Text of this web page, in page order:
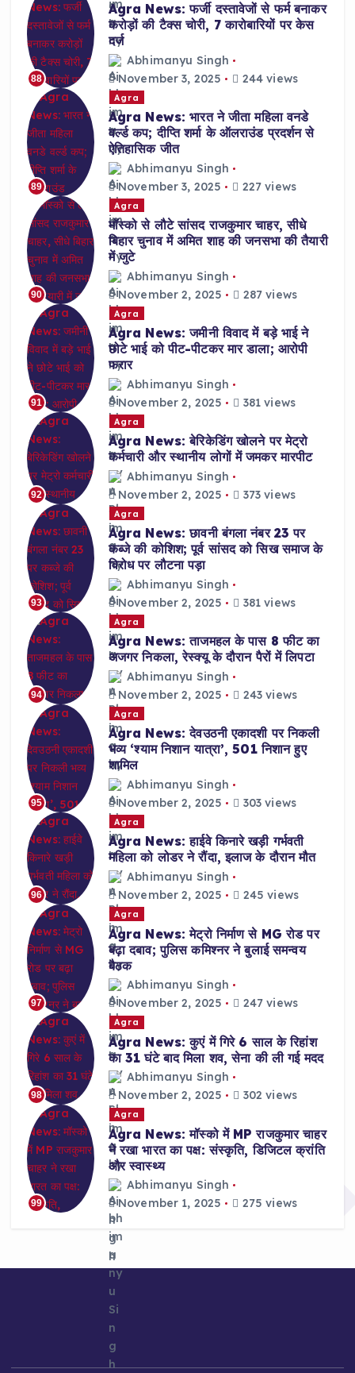
88
Agra News: फर्जी दस्तावेजों से फर्म बनाकर
करोड़ों की टैक्स चोरी, 7 कारोबारियों पर केस
दर्ज
Abhimanyu Singh
November 3, 2025
244 views
89
Agra
Agra News: भारत ने जीता महिला वनडे
वर्ल्ड कप; दीप्ति शर्मा के ऑलराउंड प्रदर्शन से
ऐतिहासिक जीत
Abhimanyu Singh
November 3, 2025
227 views
90
Agra
मॉस्को से लौटे सांसद राजकुमार चाहर, सीधे
बिहार चुनाव में अमित शाह की जनसभा की तैयारी
में जुटे
Abhimanyu Singh
November 2, 2025
287 views
91
Agra
Agra News: जमीनी विवाद में बड़े भाई ने
छोटे भाई को पीट-पीटकर मार डाला; आरोपी
फरार
Abhimanyu Singh
November 2, 2025
381 views
92
Agra
Agra News: बेरिकेडिंग खोलने पर मेट्रो
कर्मचारी और स्थानीय लोगों में जमकर मारपीट
Abhimanyu Singh
November 2, 2025
373 views
93
Agra
Agra News: छावनी बंगला नंबर 23 पर
कब्जे की कोशिश; पूर्व सांसद को सिख समाज के
विरोध पर लौटना पड़ा
Abhimanyu Singh
November 2, 2025
381 views
94
Agra
Agra News: ताजमहल के पास 8 फीट का
अजगर निकला, रेस्क्यू के दौरान पैरों में लिपटा
Abhimanyu Singh
November 2, 2025
243 views
95
Agra
Agra News: देवउठनी एकादशी पर निकली
भव्य ‘श्याम निशान यात्रा’, 501 निशान हुए
शामिल
Abhimanyu Singh
November 2, 2025
303 views
96
Agra
Agra News: हाईवे किनारे खड़ी गर्भवती
महिला को लोडर ने रौंदा, इलाज के दौरान मौत
Abhimanyu Singh
November 2, 2025
245 views
97
Agra
Agra News: मेट्रो निर्माण से MG रोड पर
बढ़ा दबाव; पुलिस कमिश्नर ने बुलाई समन्वय
बैठक
Abhimanyu Singh
November 2, 2025
247 views
98
Agra
Agra News: कुएं में गिरे 6 साल के रिहांश
का 31 घंटे बाद मिला शव, सेना की ली गई मदद
Abhimanyu Singh
November 2, 2025
302 views
99
Agra
Agra News: मॉस्को में MP राजकुमार चाहर
ने रखा भारत का पक्ष: संस्कृति, डिजिटल क्रांति
और स्वास्थ्य
Abhimanyu Singh
November 1, 2025
275 views